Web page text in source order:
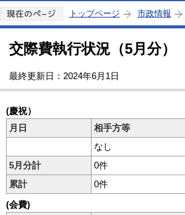
トップページ 市政情報
交際費執行状況（5月分）
最終更新日：2024年6月1日
(慶祝）
月日
相手方等
なし
5月分計
0件
累計
0件
(会費)